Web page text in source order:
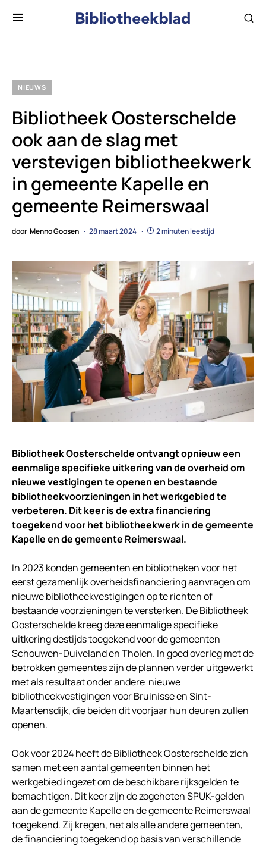
NIEUWS
Bibliotheek Oosterschelde
ook aan de slag met
verstevigen bibliotheekwerk
in gemeente Kapelle en
gemeente Reimerswaal
door Menno Goosen 28 maart 2024 2 minuten leestijd
Bibliotheek Oosterscheldeontvangt opnieuw een
eenmalige specifieke uitkeringvan de overheid om
nieuwe vestigingen te openen en bestaande
bibliotheekvoorzieningen in het werkgebied te
verbeteren. Dit keer is de extra financiering
toegekend voor het bibliotheekwerk in de gemeente
Kapelle en de gemeente Reimerswaal.
In 2023 konden gemeenten en bibliotheken voor het
eerst gezamenlijk overheidsfinanciering aanvragen om
nieuwe bibliotheekvestigingen op te richten of
bestaande voorzieningen te versterken. De Bibliotheek
Oosterschelde kreeg deze eenmalige specifieke
uitkering destijds toegekend voor de gemeenten
Schouwen-Duiveland en Tholen. In goed overleg met de
betrokken gemeentes zijn de plannen verder uitgewerkt
met als resultaat onder andere nieuwe
bibliotheekvestigingen voor Bruinisse en Sint-
Maartensdijk, die beiden dit voorjaar hun deuren zullen
openen.
Ook voor 2024 heeft de Bibliotheek Oosterschelde zich
samen met een aantal gemeenten binnen het
werkgebied ingezet om de beschikbare rijksgelden te
bemachtigen. Dit keer zijn de zogeheten SPUK-gelden
aan de gemeente Kapelle en de gemeente Reimerswaal
toegekend. Zij kregen, net als alle andere gemeenten,
de financiering toegekend op basis van verschillende